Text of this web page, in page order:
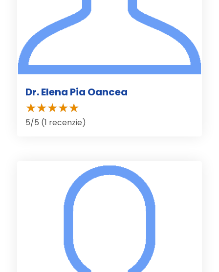
Dr. Elena Pia Oancea
5/5 (1 recenzie)